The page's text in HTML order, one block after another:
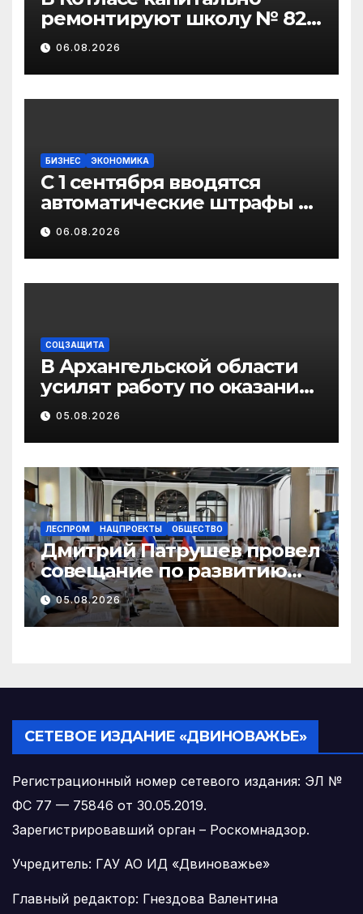
ремонтируют школу № 82
и детсад «Золотая рыбка»
06.08.2026
БИЗНЕС ЭКОНОМИКА
С 1 сентября вводятся
автоматические штрафы за
нарушение правил
маркировки в системе
«Честный знак»
06.08.2026
СОЦЗАЩИТА
В Архангельской области
усилят работу по оказанию
бесплатной юридической
помощи ветеранам СВО и
их семьям
05.08.2026
ЛЕСПРОМ НАЦПРОЕКТЫ ОБЩЕСТВО
Дмитрий Патрушев провел
совещание по развитию
экологического туризма на
особо охраняемых
природных территориях
05.08.2026
СЕТЕВОЕ ИЗДАНИЕ «ДВИНОВАЖЬЕ»
Регистрационный номер сетевого издания: ЭЛ №
ФС 77 — 75846 от 30.05.2019.
Зарегистрировавший орган – Роскомнадзор.
Учредитель: ГАУ АО ИД «Двиноважье»
Главный редактор: Гнездова Валентина